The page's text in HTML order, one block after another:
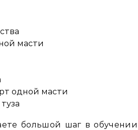
масти
одной масти
большой шаг в обучении